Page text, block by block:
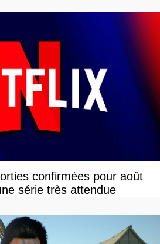
confirmées pour août
série très attendue